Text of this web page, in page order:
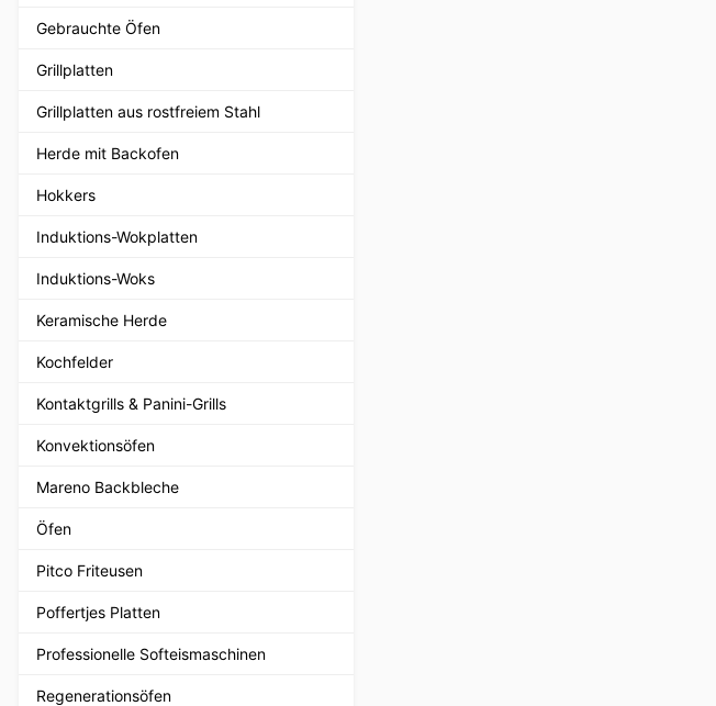
Gebrauchte Öfen
Grillplatten
Grillplatten aus rostfreiem Stahl
Herde mit Backofen
Hokkers
Induktions-Wokplatten
Induktions-Woks
Keramische Herde
Kochfelder
Kontaktgrills & Panini-Grills
Konvektionsöfen
Mareno Backbleche
Öfen
Pitco Friteusen
Poffertjes Platten
Professionelle Softeismaschinen
Regenerationsöfen